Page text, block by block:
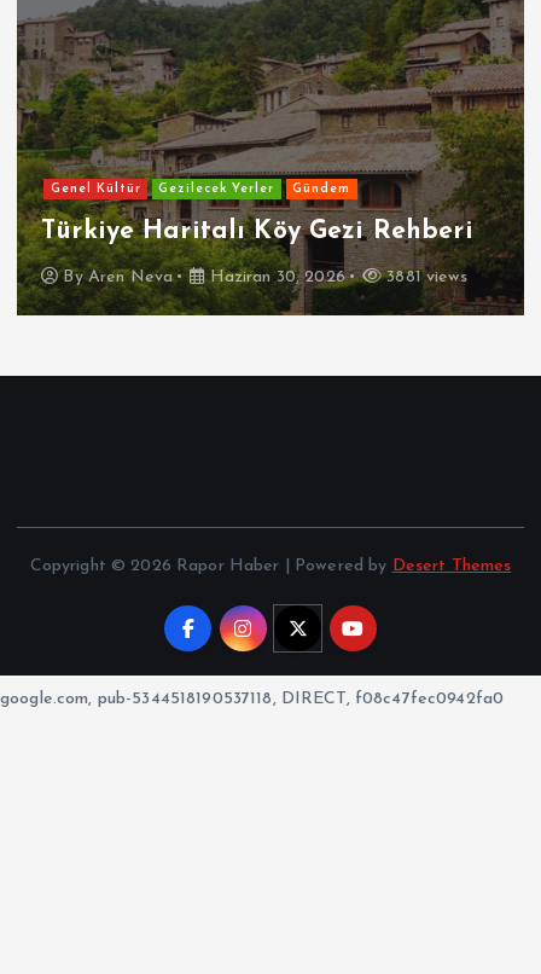
Genel Kültür Gezilecek Yerler Gündem
Türkiye Haritalı Köy Gezi Rehberi
ByAren Neva Haziran 30, 2026 3881 views
Copyright © 2026 Rapor Haber | Powered by Desert Themes
google.com, pub-5344518190537118, DIRECT, f08c47fec0942fa0